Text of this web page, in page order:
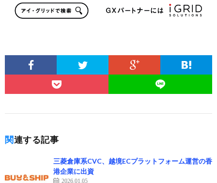
関連する記事
三菱倉庫系CVC、越境ECプラットフォーム運営の香
港企業に出資
2026.01.05